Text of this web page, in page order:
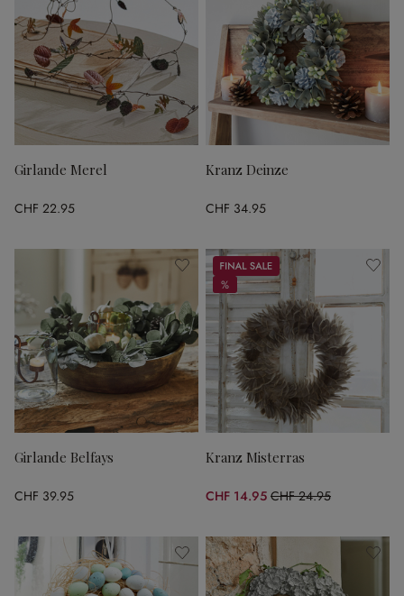
Girlande Merel
CHF 22.95
Kranz Deinze
CHF 34.95
Girlande Belfays
CHF 39.95
Sale
%
%
Kranz Misterras
CHF 14.95 CHF 24.95
(40.08% gespart)